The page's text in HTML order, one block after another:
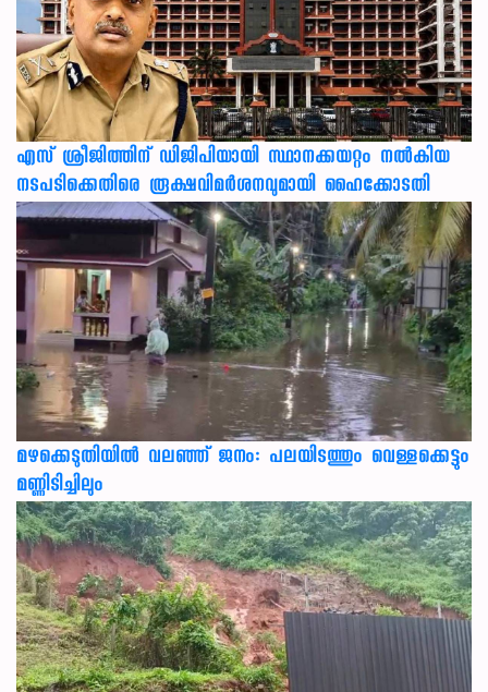
എസ് ശ്രീജിത്തിന് ഡിജിപിയായി സ്ഥാനക്കയറ്റം നൽകിയ
നടപടിക്കെതിരെ രൂക്ഷവിമർശനവുമായി ഹൈക്കോടതി
മഴക്കെടുതിയിൽ വലഞ്ഞ് ജനം: പലയിടത്തും വെള്ളക്കെട്ടും
മണ്ണിടിച്ചിലും